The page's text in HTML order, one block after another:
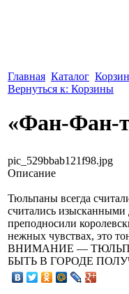
Главная Каталог
Вернуться к: Корзины
«Фан-Фан-
pic_529bbab121f98.jpg
Описание
Тюльпаны всегда
считались
преподносили
нежных чувствах, это
ВНИМАНИЕ —
БЫТЬ В ГОРОДЕ